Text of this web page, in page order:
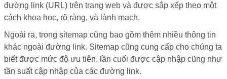
đường link (URL) trên trang web và được sắp xếp theo một
cách khoa học, rõ ràng, và lành mạch.
Ngoài ra, trong sitemap cũng bao gồm thêm nhiều thông tin
khác ngoài đường link. Sitemap cũng cung cấp cho chúng ta
biết được mức độ ưu tiên, lần cuối được cập nhập cũng như
tần suất cập nhập của các đường link.